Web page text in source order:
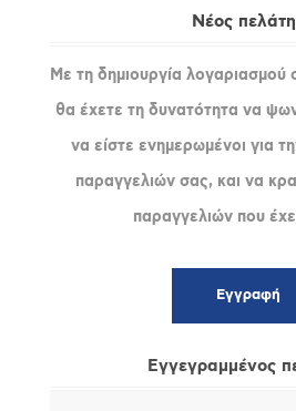
Νέος
Με τη δημιουργία λογαριασμού
θα έχετε τη δυνατότητα να
να είστε ενημερωμένοι για
παραγγελιών σας, και να
παραγγελιών που
Εγγεγραμμένος